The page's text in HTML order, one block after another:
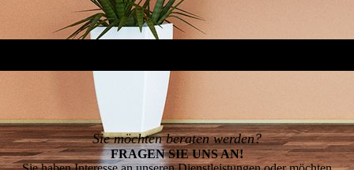
Sie möchten beraten werden?
FRAGEN SIE UNS AN!